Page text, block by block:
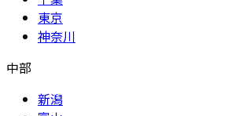
東京
神奈川
中部
新潟